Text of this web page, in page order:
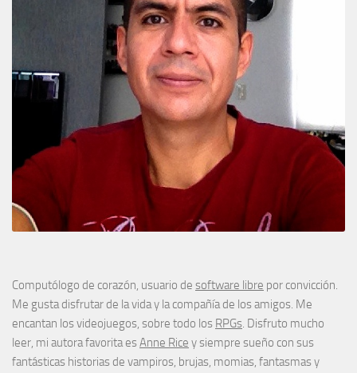
Computólogo de corazón, usuario de software libre por convicción.
Me gusta disfrutar de la vida y la compañía de los amigos. Me
encantan los videojuegos, sobre todo los RPGs. Disfruto mucho
leer, mi autora favorita esAnne Rice y siempre sueño con sus
fantásticas historias de vampiros, brujas, momias, fantasmas y